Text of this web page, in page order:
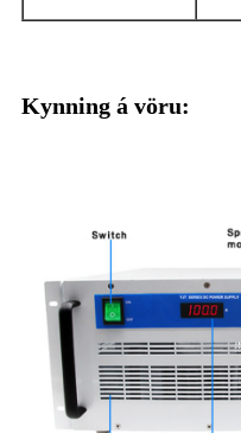
Kynning á vöru: